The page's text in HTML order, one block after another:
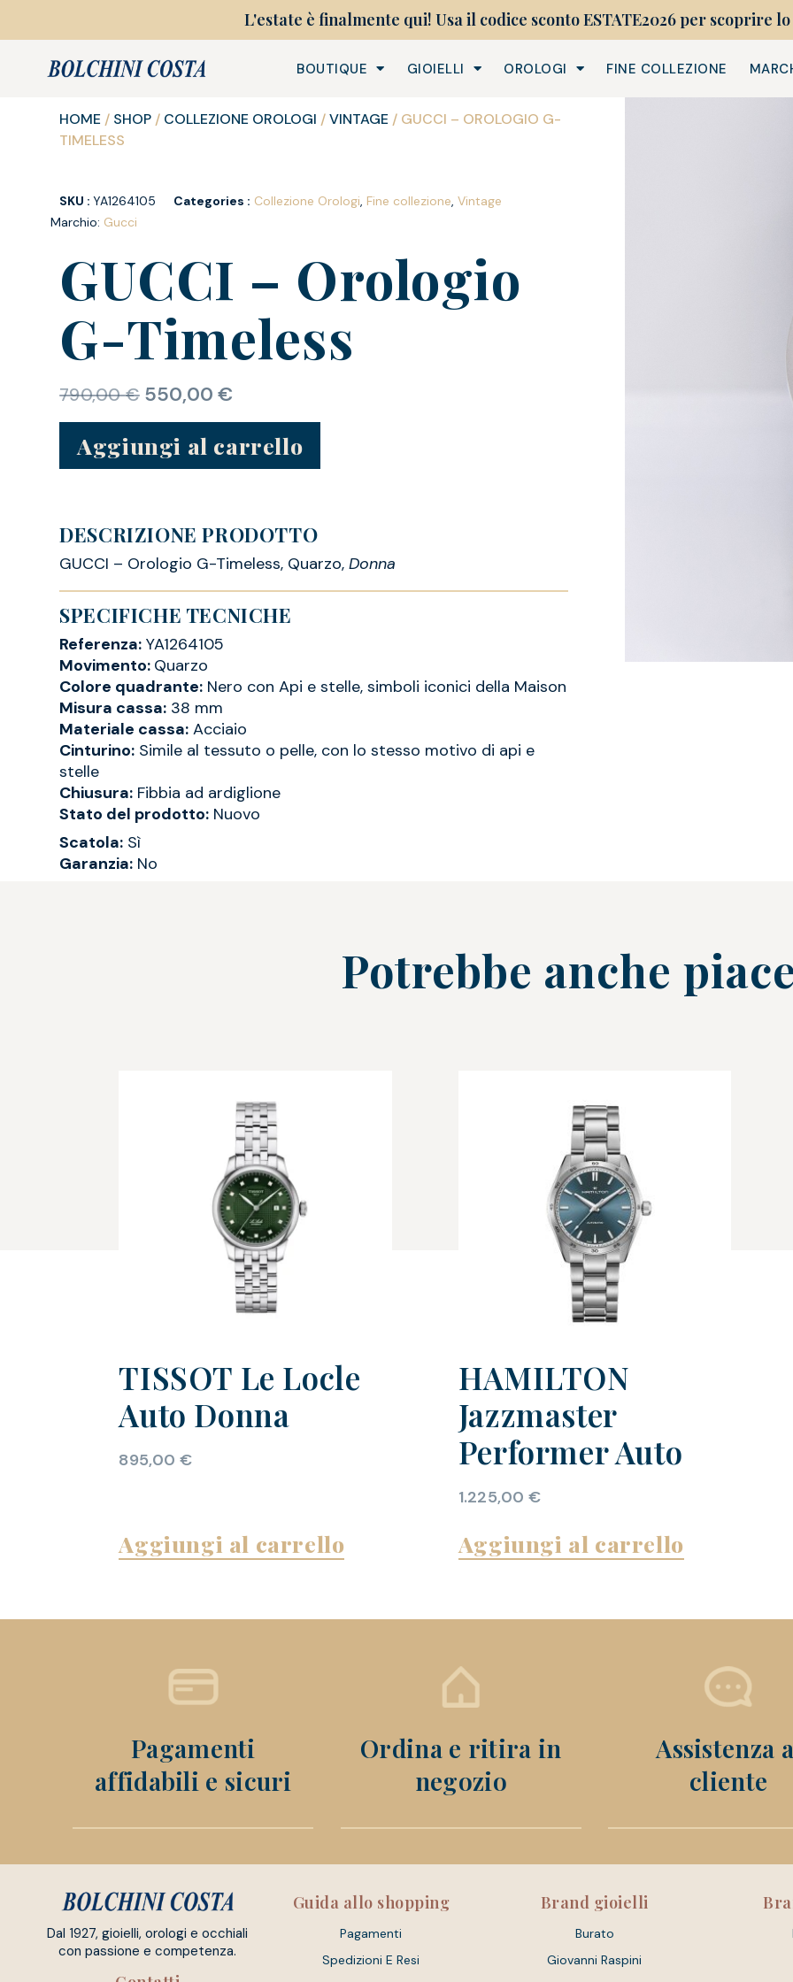
L'estate è finalmente qui! Usa il codice sconto ESTATE2026 per scoprire
BOUTIQUE GIOIELLI OROLOGI FINE COLLEZIONE
HOME / SHOP / COLLEZIONE OROLOGI /VINTAGE / GUCCI – OROLOGIO G-
TIMELESS
SKU :YA1264105 Categories : Collezione Orologi, Fine collezione,Vintage
Marchio: Gucci
GUCCI – Orologio
G-Timeless
790,00€ 550,00€
Aggiungi al carrello
DESCRIZIONE PRODOTTO
GUCCI – Orologio G-Timeless, Quarzo,Donna
SPECIFICHE TECNICHE
Referenza: YA1264105
Movimento: Quarzo
Colore quadrante: Nero con Api e stelle, simboli iconici della Maison
Misura cassa: 38 mm
Materiale cassa: Acciaio
Cinturino: Simile al tessuto o pelle, con lo stesso motivo di api e
stelle
Chiusura: Fibbia ad ardiglione
Stato del prodotto: Nuovo
Scatola: Sì
Garanzia: No
Potrebbe anche
TISSOT Le Locle
Auto Donna
895,00 €
Aggiungi al carrello
HAMILTON
Jazzmaster
Performer Auto
1.225,00 €
Aggiungi al carrello
Pagamenti
affidabili e sicuri
Ordina e ritira in
negozio
Assistenza
cliente
Dal 1927, gioielli, orologi e occhiali
con passione e competenza.
Guida allo shopping
Pagamenti
Spedizioni E Resi
Brand gioielli
Burato
Giovanni Raspini